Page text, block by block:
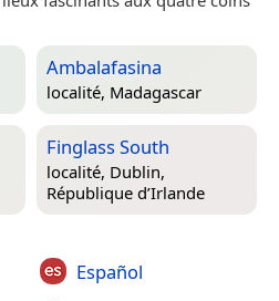
Ambalafasina
localité, Madagascar
Finglass South
localité, Dublin,
République d’Irlande
Español